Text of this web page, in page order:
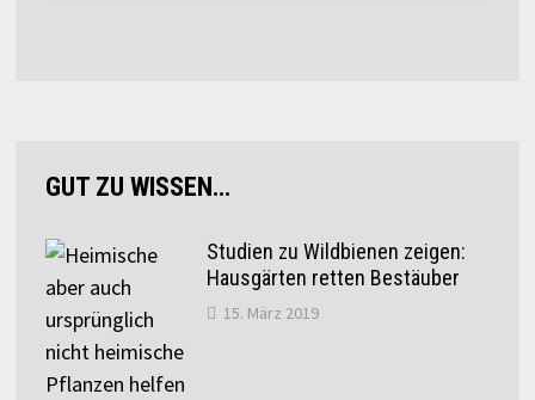
GUT ZU WISSEN…
Studien zu Wildbienen zeigen:
Hausgärten retten Bestäuber
15. März 2019